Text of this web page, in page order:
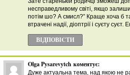
несправедливому світі, якщо
потім шо? А смисл?” Краще хоча б
втрачені надії, діоптрії і суєту суєт.
ВІДПОВІCТИ
Olga Pysarevytch коментує:
Дуже актуальна тема, над якою не